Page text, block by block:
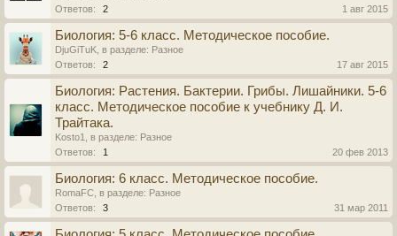
Ответов:
2 1 авг 2015
Биология: 5-6 класс. Методическое пособие.
DjuGiTuK , в разделе: Разное
Ответов:
2 17 авг 2015
Биология: Растения. Бактерии. Грибы. Лишайники. 5-6
класс. Методическое пособие к учебнику Д. И.
Трайтака.
Kosto1 , в разделе: Разное
Ответов:
1 20 фев 2013
Биология: 6 класс. Методическое пособие.
RomaFC , в разделе: Разное
Ответов:
3 31 мар 2011